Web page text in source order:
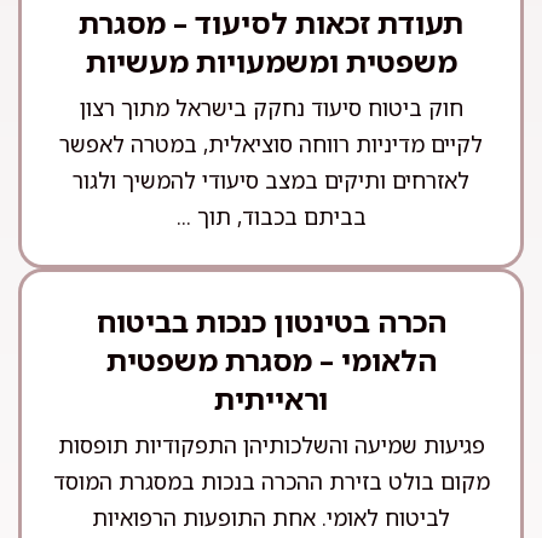
תעודת זכאות לסיעוד – מסגרת
משפטית ומשמעויות מעשיות
חוק ביטוח סיעוד נחקק בישראל מתוך רצון
לקיים מדיניות רווחה סוציאלית, במטרה לאפשר
לאזרחים ותיקים במצב סיעודי להמשיך ולגור
בביתם בכבוד, תוך ...
הכרה בטינטון כנכות בביטוח
הלאומי – מסגרת משפטית
וראייתית
פגיעות שמיעה והשלכותיהן התפקודיות תופסות
מקום בולט בזירת ההכרה בנכות במסגרת המוסד
לביטוח לאומי. אחת התופעות הרפואיות